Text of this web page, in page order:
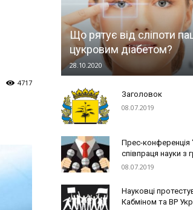
4717
Що рятує від сліпоти
цукровим діабетом?
28.10.2020
Заголовок
08.07.2019
Прес-
співпраця науки з
08.07.2019
Науковці
Кабміном та ВР